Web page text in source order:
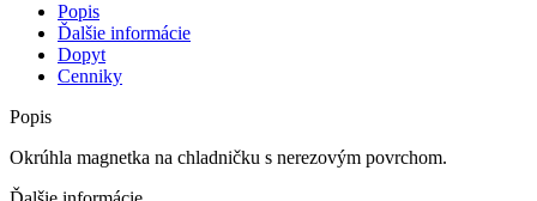
Popis
Ďalšie informácie
Dopyt
Cenniky
Popis
Okrúhla magnetka na chladničku s nerezovým povrchom.